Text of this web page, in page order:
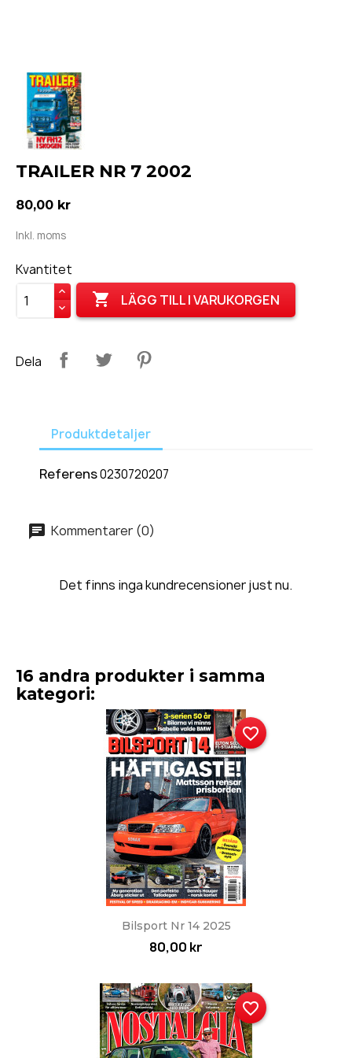
TRAILER NR 7 2002
80,00 kr
Inkl. moms
Kvantitet
 LÄGG TILL I VARUKORGEN
Dela
Produktdetaljer
Referens0230720207
Kommentarer (0)
Det finns inga kundrecensioner just nu.
16 andra produkter i samma
kategori:
Bilsport Nr 14 2025
80,00 kr
favorite_border
favorite_border